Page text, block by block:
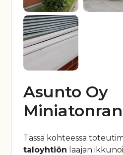
Asunto Oy
Tässä kohteessa
taloyhtiön laajan